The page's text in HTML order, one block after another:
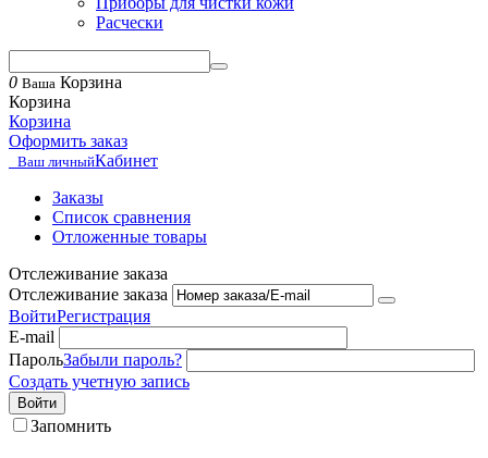
Расчески
0 Ваша Корзина
Корзина
Корзина
Оформить заказ
Ваш личныйКабинет
Заказы
Список сравнения
Отложенные товары
Отслеживание заказа
Отслеживание заказа
ВойтиРегистрация
E-mail
ПарольЗабыли пароль?
Создать учетную запись
Войти
Запомнить